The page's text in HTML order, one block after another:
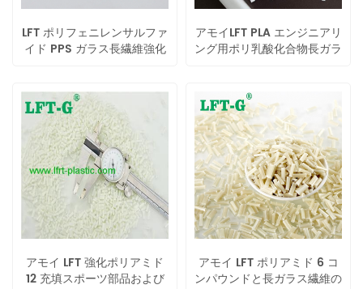
LFT ポリフェニレンサルファ
イド PPS ガラス長繊維強化
アモイLFT PLA エンジニアリ
ング用ポリ乳酸化合物長ガラ
アモイ LFT 強化ポリアミド
12 充填スポーツ部品および
アモイ LFT ポリアミド 6 コ
ンパウンドと長ガラス繊維の